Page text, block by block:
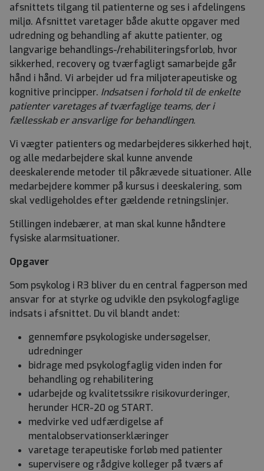
afsnittets tilgang til patienterne og ses i afdelingens
miljø. Afsnittet varetager både akutte opgaver med
udredning og behandling af akutte patienter, og
langvarige behandlings-/rehabiliteringsforløb, hvor
sikkerhed, recovery og tværfagligt samarbejde går
hånd i hånd. Vi arbejder ud fra miljøterapeutiske og
kognitive principper. Indsatsen i forhold til de enkelte
patienter varetages af tværfaglige teams, der i
fællesskab er ansvarlige for behandlingen.
Vi vægter patienters og medarbejderes sikkerhed højt,
og alle medarbejdere skal kunne anvende
deeskalerende metoder til påkrævede situationer. Alle
medarbejdere kommer på kursus i deeskalering, som
skal vedligeholdes efter gældende retningslinjer.
Stillingen indebærer, at man skal kunne håndtere
fysiske alarmsituationer.
Opgaver
Som psykolog i R3 bliver du en central fagperson med
ansvar for at styrke og udvikle den psykologfaglige
indsats i afsnittet. Du vil blandt andet:
gennemføre psykologiske undersøgelser,
udredninger
bidrage med psykologfaglig viden inden for
behandling og rehabilitering
udarbejde og kvalitetssikre risikovurderinger,
herunder HCR-20 og START.
medvirke ved udfærdigelse af
mentalobservationserklæringer
varetage terapeutiske forløb med patienter
supervisere og rådgive kolleger på tværs af